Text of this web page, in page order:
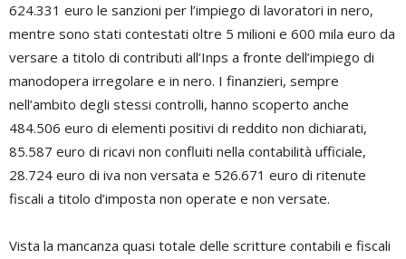
624.331 euro le sanzioni per l’impiego di lavoratori in nero,
mentre sono stati contestati oltre 5 milioni e 600 mila euro da
versare a titolo di contributi all’Inps a fronte dell’impiego di
manodopera irregolare e in nero. I finanzieri, sempre
nell’ambito degli stessi controlli, hanno scoperto anche
484.506 euro di elementi positivi di reddito non dichiarati,
85.587 euro di ricavi non confluiti nella contabilità ufficiale,
28.724 euro di iva non versata e 526.671 euro di ritenute
fiscali a titolo d’imposta non operate e non versate.
Vista la mancanza quasi totale delle scritture contabili e fiscali